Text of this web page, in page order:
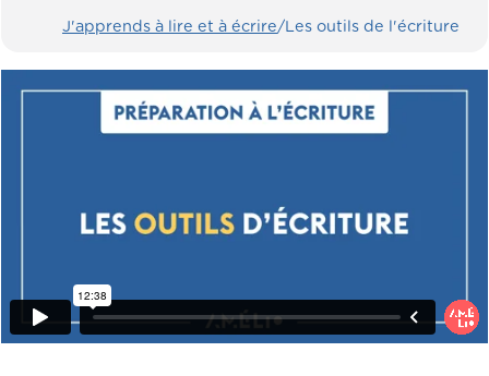
J'apprends à lire et à écrire/Les outils de l'écriture